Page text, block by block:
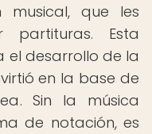
musical, que les
Esta
el desarrollo de la
en la base de
Sin la música
de notación, es